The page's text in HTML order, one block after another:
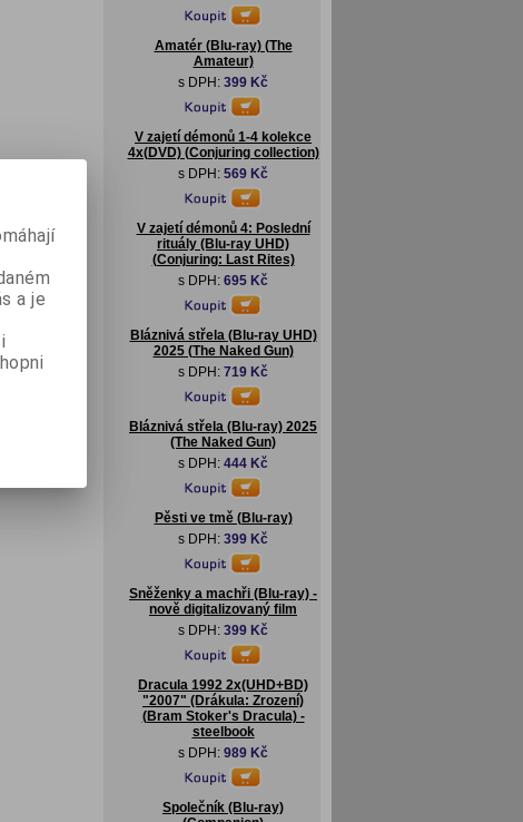
Amatér (Blu-ray) (The
Amateur)
s DPH: 399 Kč
V zajetí démonů 1-4 kolekce
4x(DVD) (Conjuring collection)
s DPH: 569 Kč
V zajetí démonů 4: Poslední
rituály (Blu-ray UHD)
(Conjuring: Last Rites)
s DPH: 695 Kč
Bláznivá střela (Blu-ray UHD)
2025 (The Naked Gun)
s DPH: 719 Kč
Bláznivá střela (Blu-ray) 2025
(The Naked Gun)
s DPH: 444 Kč
Pěsti ve tmě (Blu-ray)
s DPH: 399 Kč
Sněženky a machři (Blu-ray) -
nově digitalizovaný film
s DPH: 399 Kč
Dracula 1992 2x(UHD+BD)
"2007" (Drákula: Zrození)
(Bram Stoker's Dracula) -
steelbook
s DPH: 989 Kč
Společník (Blu-ray)
a je